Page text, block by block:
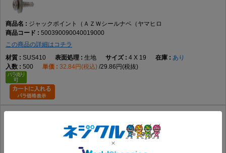
ジャックポイント（ＡＺＷシールナベ（ヤマヒロ
500390090040019000
この商品の詳細はコチラ
SUS410
生地 4 X 19
あり
500
32.84円(税込) 29.86円(税抜)
シールスクリュー ＳＰーＷＳ